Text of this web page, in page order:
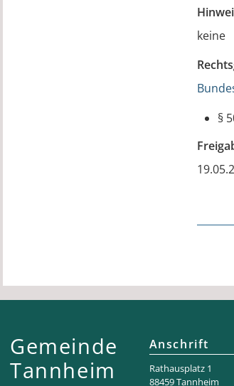
keine
§
Gemeinde
Tannheim
Anschrift
Rathaus­platz 1
88459 Tannheim